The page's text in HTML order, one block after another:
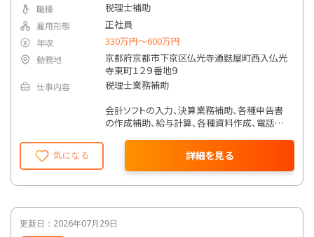
気になる 詳細を見る
職種 税理士補助
雇用形態 正社員
年収 330万円〜600万円
勤務地
京都府京都市下京区仏光寺通麩屋町西入仏光
寺東町１２９番地９
仕事内容
税理士業務補助
会計ソフトの入力、決算業務補助、各種申告書
の作成補助、給与計算、各種資料作成、電話応
コンサルティング業務補助
相続・事業承継業務補助
更新日：2026年07月29日